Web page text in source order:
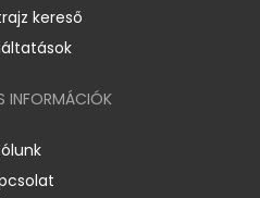
kereső
INFORMÁCIÓK